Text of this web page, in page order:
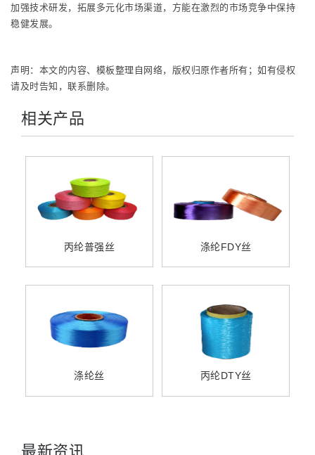
加强技术研发，拓展多元化市场渠道，方能在激烈的市场竞争中保持
稳健发展。
声明：本文的内容、模板整理自网络，版权归原作者所有；如有侵权
请及时告知，联系删除。
相关产品
丙纶普强丝 涤纶FDY丝
涤纶丝 丙纶DTY丝
最新资讯